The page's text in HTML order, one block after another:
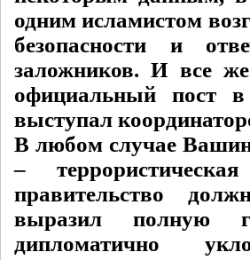
одним исламистом
безопасности и
заложников. И все
официальный пост в
выступал
В любом случае
–
правительство
выразил полную
дипломатично